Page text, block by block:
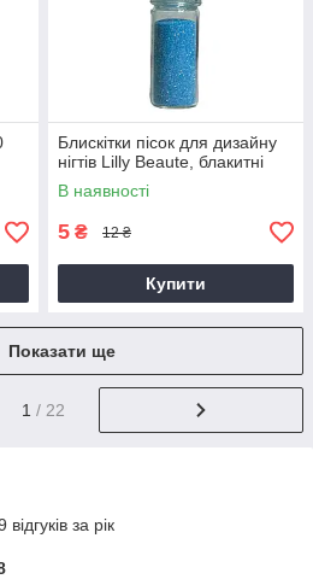
Блискітки пісок для дизайну
нігтів Lilly Beaute, блакитні
В наявності
5 ₴ 12 ₴
Купити
Показати ще
1 / 22
за рік